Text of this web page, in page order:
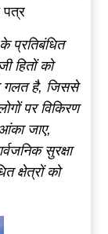
पत्र
के प्रतिबंधित
हितों को
गलत है, जिससे
पर विकिरण
जाए,
सुरक्षा
क्षेत्रों को